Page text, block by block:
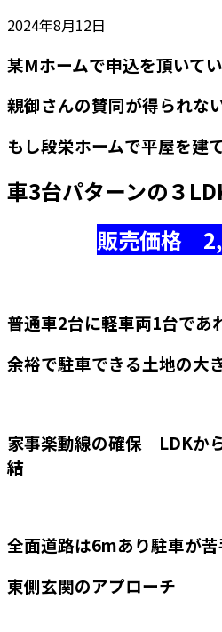
2024年8月12日
某Mホームで申込を頂いて
親御さんの賛同が得られな
もし段栄ホームで平屋を建
車3台パターンの３
販売価格
普通車2台に軽車両1台であ
余裕で駐車できる土地の大
家事楽動線の確保 LDKか
結
全面道路は6mあり駐車が
東側玄関のアプローチ